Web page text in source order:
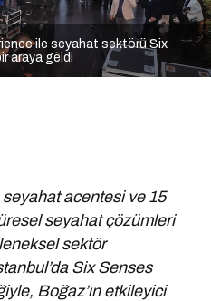
ile seyahat sektörü Six
araya geldi
acentesi ve 15
seyahat çözümleri
sektör
Six Senses
Boğaz’ın etkileyici